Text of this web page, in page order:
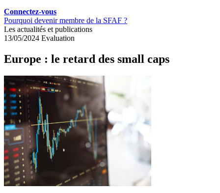
Connectez-vous
Pourquoi devenir membre de la SFAF ?
Les actualités et publications
13/05/2024 Evaluation
Europe : le retard des small caps